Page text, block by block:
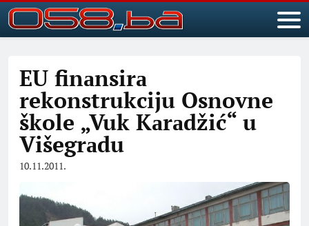
EU finаnsirа
rekonstrukciju Osnovne
škole „Vuk Kаrаdžić“ u
Višegrаdu
10.11.2011.